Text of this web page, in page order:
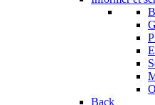
Back